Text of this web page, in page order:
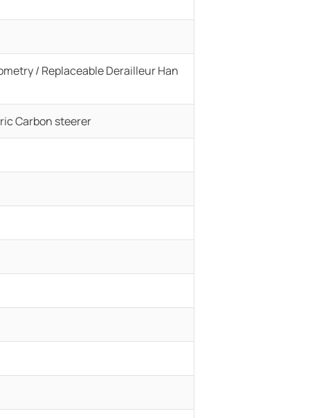
/ Replaceable Derailleur Han
Carbon steerer